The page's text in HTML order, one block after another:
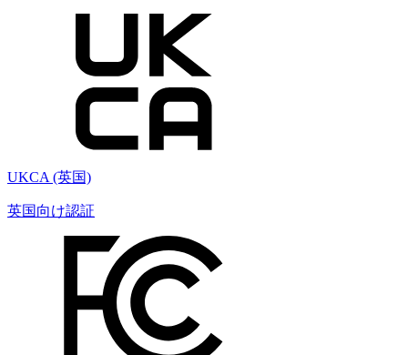
UKCA (英国)
英国向け認証